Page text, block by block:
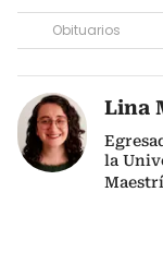
Obituarios
Lina
la